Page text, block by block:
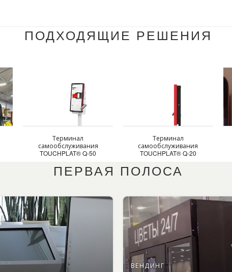
ПОДХОДЯЩИЕ РЕШЕНИЯ
Терминал
самообслуживания
TOUCHPLAT® Q-50
Терминал
самообслуживания
TOUCHPLAT® Q-20
ПЕРВАЯ ПОЛОСА
ВЕНДИНГ